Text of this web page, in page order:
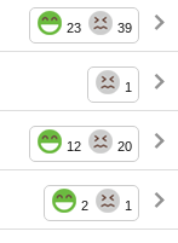
23 39
1
12 20
2 1